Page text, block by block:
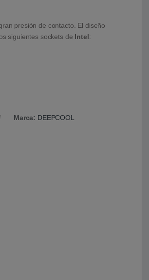
presión de contacto. El diseño
siguientes sockets de Intel:
Marca: DEEPCOOL